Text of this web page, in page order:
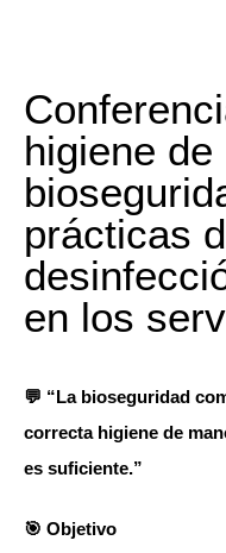
higiene
prácticas
en los
💬 “La bioseguridad
correcta higiene de
es suficiente.”
🎯 Objetivo